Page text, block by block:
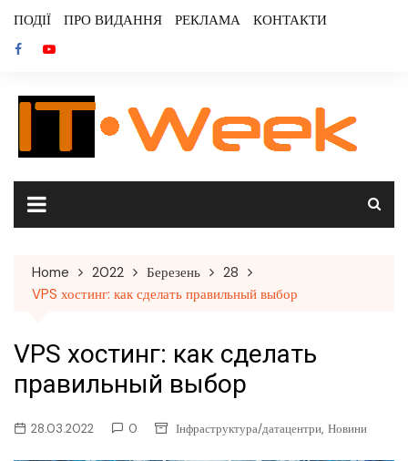
content
ПОДІЇ ПРО ВИДАННЯ РЕКЛАМА КОНТАКТИ
Home 2022 Березень
28
VPS хостинг: как сделать правильный выбор
VPS хостинг: как сделать
правильный выбор
28.03.2022 0 Інфраструктура/датацентри, Новини